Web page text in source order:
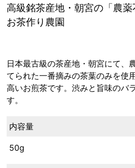
高級銘茶産地・朝宮の「農
お茶作り農園
日本最古級の茶産地・朝宮にて、
てられた一番摘みの茶葉のみを使
高いお煎茶です。渋みと旨味のバ
す。
内容量
50g